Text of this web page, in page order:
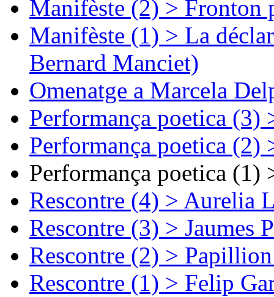
Manifèste (2) > Fronton
Manifèste (1) > La
Bernard Manciet)
Omenatge a Marcela
Performança poetica (3)
Performança poetica (2)
Performança poetica (1)
Rescontre (4) > Aurelia
Rescontre (3) > Jaumes
Rescontre (2) >
Rescontre (1) > Felip